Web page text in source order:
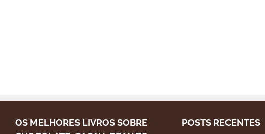
OS MELHORES LIVROS SOBRE
POSTS RECENTES